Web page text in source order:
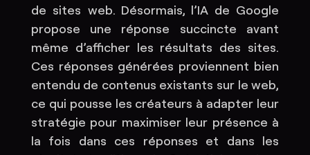
de sites web. Désormais, l’IA de Google
propose une réponse succincte avant
même d’afficher les résultats des sites.
Ces réponses générées proviennent bien
entendu de contenus existants sur le web,
ce qui pousse les créateurs à adapter leur
stratégie pour maximiser leur présence à
la fois dans ces réponses et dans les